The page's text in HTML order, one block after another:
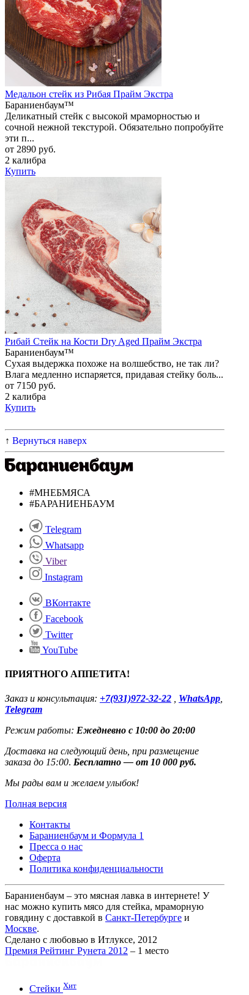
Медальон стейк из Рибая Прайм Экстра
Бараниенбаум™
Деликатный стейк с высокой мраморностью и
сочной нежной текстурой. Обязательно попробуйте
эти п...
от 2890 руб.
2 калибра
Купить
Рибай Стейк на Кости Dry Aged Прайм Экстра
Бараниенбаум™
Сухая выдержка похоже на волшебство, не так ли?
Влага медленно испаряется, придавая стейку боль...
от 7150 руб.
2 калибра
Купить
↑ Вернуться наверх
#МНЕБМЯСА
#БАРАНИЕНБАУМ
Telegram
Whatsapp
Viber
Instagram
ВКонтакте
Facebook
Twitter
YouTube
ПРИЯТНОГО АППЕТИТА!
Заказ и консультация: +7(931)972-32-22 WhatsApp
Telegram
Режим работы: Ежедневно с 10:00 до 20:00
Доставка на следующий день, при размещение
заказа до 15:00. Бесплатно — от 10 000 руб.
Мы рады вам и желаем улыбок!
Полная версия
Контакты
Бараниенбаум и Формула 1
Пресса о нас
Оферта
Политика конфиденциальности
Бараниенбаум – это мясная лавка в интернете! У
нас можно купить мясо для стейка, мраморную
говядину с доставкой в Санкт-Петербурге и
Москве.
Сделано с любовью в Итлуксе, 2012
Премия Рейтинг Рунета 2012 – 1 место
Стейки Хит